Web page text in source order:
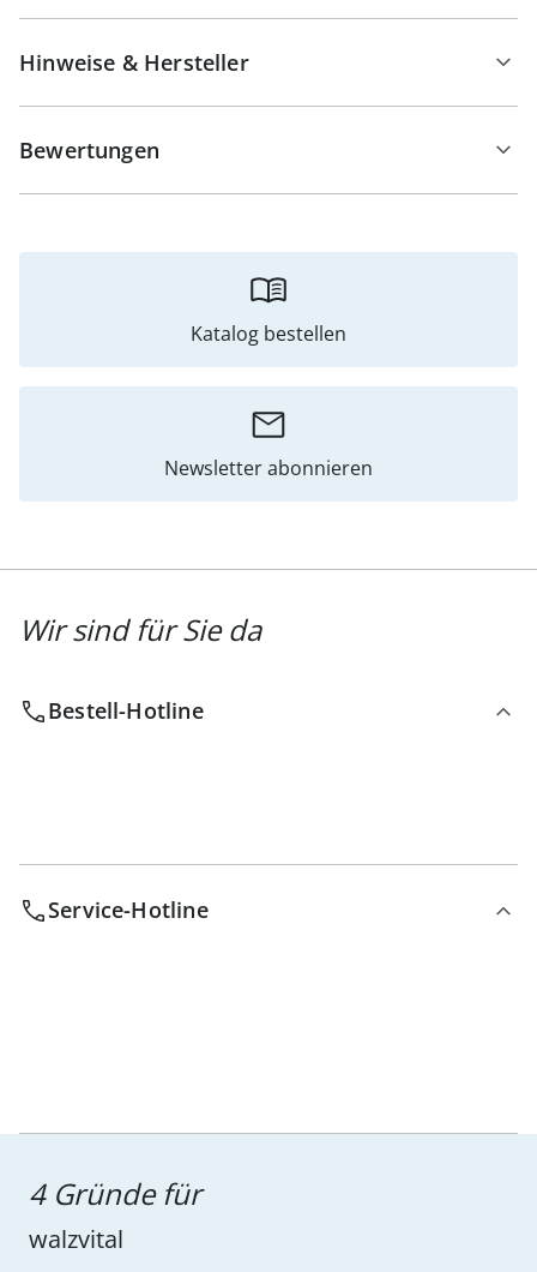
Hinweise & Hersteller
Bewertungen
Katalog bestellen
Newsletter abonnieren
Wir sind für Sie da
Bestell-Hotline
Service-Hotline
4 Gründe für
walzvital